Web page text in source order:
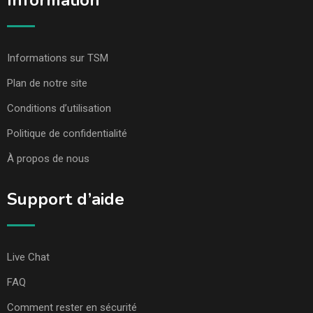
Informations sur TSM
Plan de notre site
Conditions d’utilisation
Politique de confidentialité
À propos de nous
Support d’aide
Live Chat
FAQ
Comment rester en sécurité